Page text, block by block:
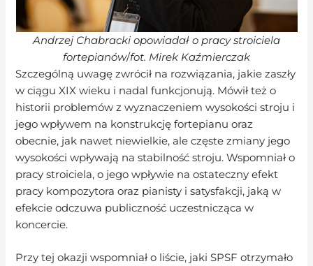
Andrzej Chabracki opowiadał o pracy stroiciela
fortepianów/fot. Mirek Kaźmierczak
Szczególną uwagę zwrócił na rozwiązania, jakie zaszły
w ciągu XIX wieku i nadal funkcjonują. Mówił też o
historii problemów z wyznaczeniem wysokości stroju i
jego wpływem na konstrukcję fortepianu oraz
obecnie, jak nawet niewielkie, ale częste zmiany jego
wysokości wpływają na stabilność stroju. Wspomniał o
pracy stroiciela, o jego wpływie na ostateczny efekt
pracy kompozytora oraz pianisty i satysfakcji, jaką w
efekcie odczuwa publiczność uczestnicząca w
koncercie.
Przy tej okazji wspomniał o liście, jaki SPSF otrzymało